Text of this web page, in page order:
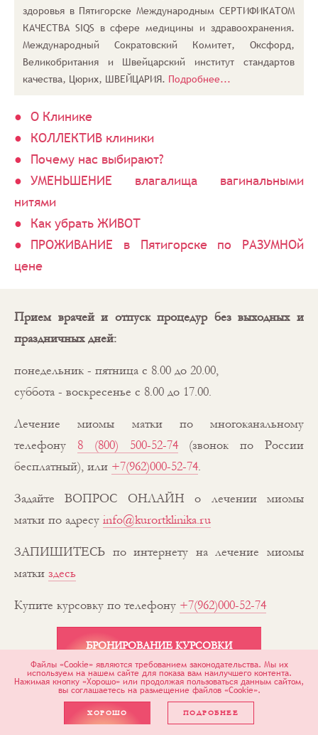
здоровья в Пятигорске Международным СЕРТИФИКАТОМ
КАЧЕСТВА SIQS в сфере медицины и здравоохранения.
Международный Сократовский Комитет, Оксфорд,
Великобритания и Швейцарский институт стандартов
качества, Цюрих, ШВЕЙЦАРИЯ. Подробнее...
О Клинике
КОЛЛЕКТИВ клиники
Почему нас выбирают?
УМЕНЬШЕНИЕ влагалища вагинальными
нитями
Как убрать ЖИВОТ
ПРОЖИВАНИЕ в Пятигорске по РАЗУМНОй
цене
Прием врачей и отпуск процедур без выходных и
праздничных дней:
понедельник - пятница с 8.00 до 20.00,
суббота - воскресенье с 8.00 до 17.00.
Лечение миомы матки по многоканальному
телефону 8 (800) 500-52-74(звонок по России
бесплатный), или +7(962)000-52-74.
Задайте ВОПРОС ОНЛАЙН о лечении миомы
матки по адресу info@kurortklinika.ru
ЗАПИШИТЕСЬ по интернету на лечение миомы
матки здесь
Купите курсовку по телефону +7(962)000-52-74
БРОНИРОВАНИЕ КУРСОВКИ
Курортная клиника женского здоровья работает
Файлы «Cookie» являются требованием законодательства. Мы их
используем на нашем сайте для показа вам наилучшего контента.
Нажимая кнопку «Хорошо» или продолжая пользоваться данным сайтом,
вы соглашаетесь на размещение файлов «Cookie».
ХОРОШО ПОДРОБНЕЕ